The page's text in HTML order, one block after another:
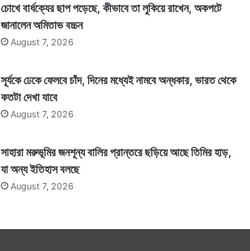
চোখে বার্ধক্যের ছাপ পড়েছে, কীভাবে তা লুকিয়ে রাখেন, অকপটে
জানালেন অমিতাভ বচ্চন
August 7, 2026
সূর্যকে ঢেকে ফেলবে চাঁদ, দিনের মধ্যেই নামবে অন্ধকার, ভারত থেকে
কতটা দেখা যাবে
August 7, 2026
সাহারা মরুভূমির জনশূন্য বালির প্রান্তরে ছড়িয়ে আছে তিমির হাড়,
যা অন্য ইতিহাস বলছে
August 7, 2026